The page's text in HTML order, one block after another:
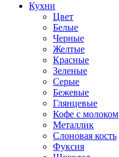
Кухни
Цвет
Белые
Черные
Желтые
Красные
Зеленые
Серые
Бежевые
Глянцевые
Кофе с молоком
Металлик
Слоновая кость
Фуксия